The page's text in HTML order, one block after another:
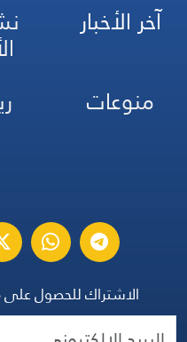
آخر الأخبار
منوعات
الاشتراك للحصول